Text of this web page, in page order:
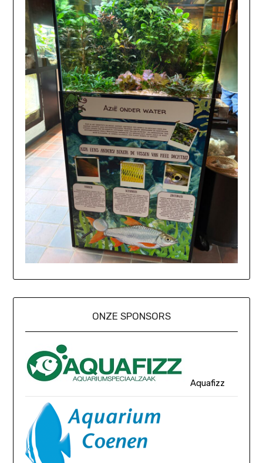
ONZE SPONSORS
Aquafizz